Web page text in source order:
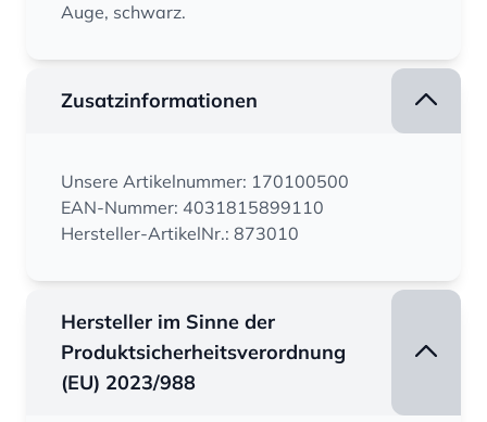
Auge, schwarz.
Zusatzinformationen
Unsere Artikelnummer: 170100500
EAN-Nummer: 4031815899110
Hersteller-ArtikelNr.: 873010
Hersteller im Sinne der
Produktsicherheitsverordnung
(EU) 2023/988